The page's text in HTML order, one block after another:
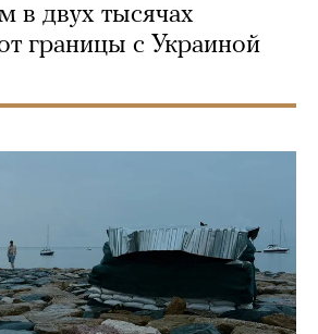
в двух тысячах
границы с Украиной